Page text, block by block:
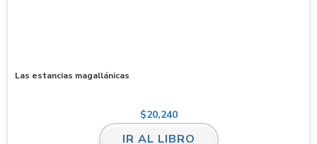
Las estancias magallánicas
$20,240
IR AL LIBRO